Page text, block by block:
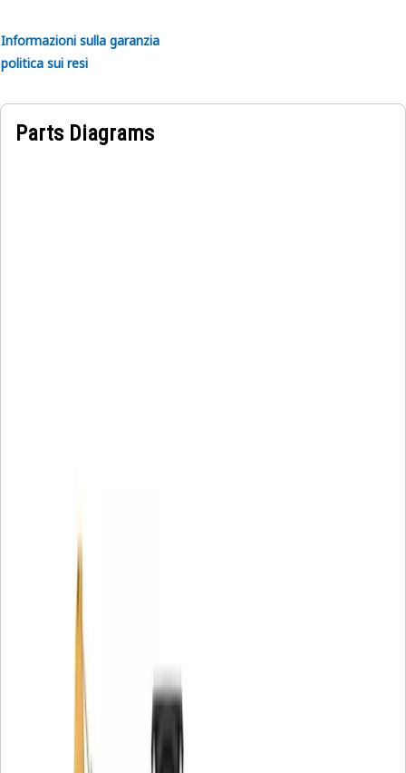
Informazioni sulla garanzia
politica sui resi
Parts Diagrams